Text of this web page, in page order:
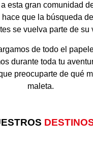
esta gran comunidad
que la búsqueda
se vuelva parte de su
de todo el
durante toda tu
preocuparte de qué
maleta.